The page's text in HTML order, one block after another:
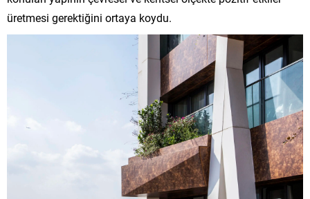
üretmesi gerektiğini ortaya koydu.